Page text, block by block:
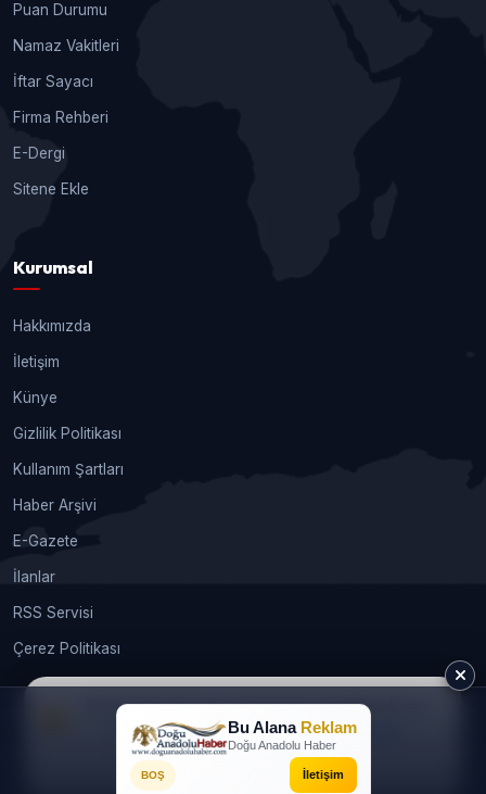
Puan Durumu
Namaz Vakitleri
İftar Sayacı
Firma Rehberi
E-Dergi
Sitene Ekle
Kurumsal
Hakkımızda
İletişim
Künye
Gizlilik Politikası
Kullanım Şartları
Haber Arşivi
E-Gazete
İlanlar
RSS Servisi
Çerez Politikası
webtasarimhizmeti.com®. Tüm hakları saklıdır.
İzin alınmadan, kaynak gösterilerek dahi kullanılamaz. |
Sitemizde size en iyi deneyimi sunabilmek için
çerezleri kullanıyoruz.Daha fazla bilgi
Bu Alana Reklam
Doğu Anadolu Haber
BOŞ İletişim